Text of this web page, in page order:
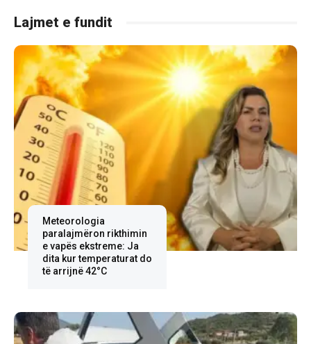
Lajmet e fundit
Meteorologia
paralajmëron rikthimin
e vapës ekstreme: Ja
dita kur temperaturat do
të arrijnë 42°C